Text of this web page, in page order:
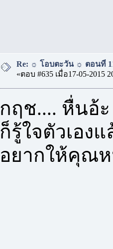
Re: ☼ โอบตะวัน ☼ ตอนที่ 11
«ตอบ #635 เมื่อ17-05-2015
กฤช.... หื่นอ้ะ
ก็รู้ใจตัวเอง
อยากให้คุณ